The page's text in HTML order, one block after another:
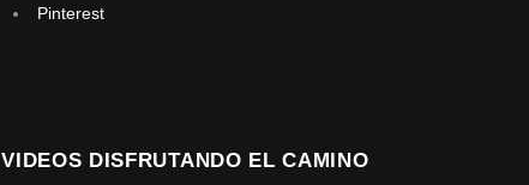
Pinterest
VIDEOS DISFRUTANDO EL CAMINO